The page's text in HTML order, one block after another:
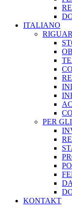
ITALIANO
PER
KONTAKT